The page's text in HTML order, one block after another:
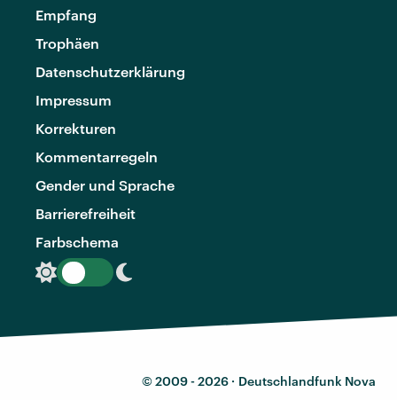
Empfang
Trophäen
Datenschutzerklärung
Impressum
Korrekturen
Kommentarregeln
Gender und Sprache
Barrierefreiheit
Farbschema
© 2009 - 2026 · Deutschlandfunk Nova